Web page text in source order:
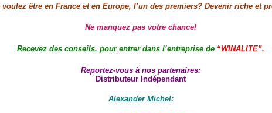
voulez être en France et en Europe, l’un des premiers? Devenir riche et
Ne manquez pas votre chance!
Recevez des conseils, pour entrer dans l’entreprise de “WINALITE”.
Reportez-vous à nos partenaires:
Distributeur Indépendant
Alexander Michel: